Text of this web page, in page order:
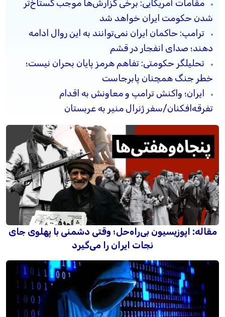
مقامات آمریکایی: برخی گزارش‌ها موجب گستاخ‌تر
شدن حکومت ایران خواهد شد
ترامپ: حاکمان ایران نمی‌توانند به این روال ادامه
دهند؛ صدای انفجار در قشم
تحلیلگر حکومتی: تفاهم هرمز پایان بحران نیست؛
خطر جنگ همچنان پابرجاست
ایران؛ واکنش ترامپ و معاونش به اقدام
تفرقه‌افکنان/سفر ژنرال منیر به عربستان
مقاله: اپوزیسیون بی‌راه‌حل؛ وقتی دشمنی با پهلوی جای
نجات ایران را می‌گیرد